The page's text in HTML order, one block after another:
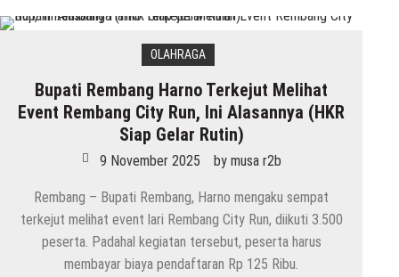
OLAHRAGA
Bupati Rembang Harno Terkejut Melihat
Event Rembang City Run, Ini Alasannya (HKR
Siap Gelar Rutin)
9 November 2025 by musa r2b
Rembang – Bupati Rembang, Harno mengaku sempat
terkejut melihat event lari Rembang City Run, diikuti 3.500
peserta. Padahal kegiatan tersebut, peserta harus
membayar biaya pendaftaran Rp 125 Ribu.